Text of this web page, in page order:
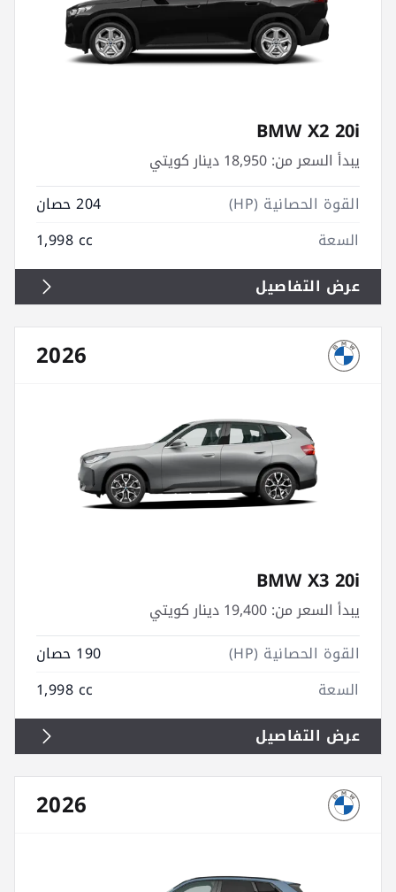
BMW X2 20i
يبدأ السعر من:
القوة الحصانية (HP)
204 حصان
السعة
1,998 cc
عرض التفاصيل
2026
BMW X3 20i
يبدأ السعر من:
القوة الحصانية (HP)
190 حصان
السعة
1,998 cc
عرض التفاصيل
2026